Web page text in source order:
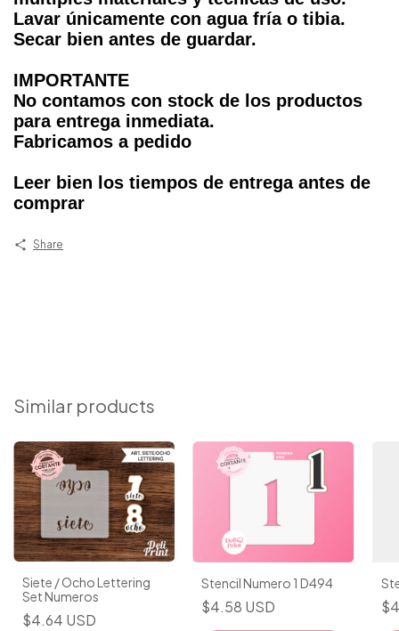
Lavar únicamente con agua fría o tibia.
Secar bien antes de guardar.
IMPORTANTE
No contamos con stock de los productos
para entrega inmediata.
Fabricamos a pedido
Leer bien los tiempos de entrega antes de
comprar
Share
Similar products
Siete / Ocho Lettering
Set Numeros
$4.64 USD
Stencil Numero 1 D494
$4.58 USD